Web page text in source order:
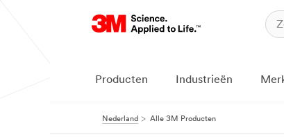
Producten Industrieën
Nederland Alle 3M Producten